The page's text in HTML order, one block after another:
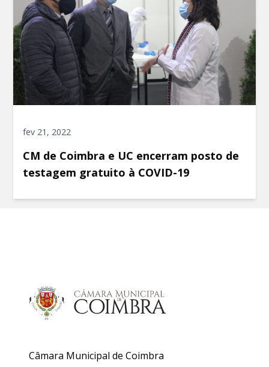
fev 21, 2022
CM de Coimbra e UC encerram posto de
testagem gratuito à COVID-19
Câmara Municipal de Coimbra